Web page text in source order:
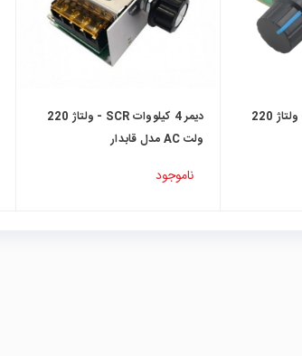
دیمر 2 کیلووات SCR - ولتاژ 220
دیمر 4 کیلووات SCR - ولتاژ 220
ولت AC مدل قابدار
ناموجود